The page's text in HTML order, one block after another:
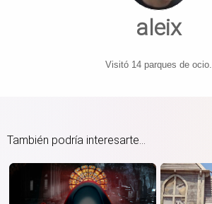
aleix
Visitó 14 parques de ocio.
También podría interesarte...